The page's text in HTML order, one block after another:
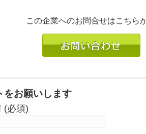
この企業へのお問合せはこちら
をお願いします
(必須)